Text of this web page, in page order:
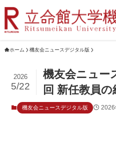
ホーム 機友会ニュースデジタル版
機友会ニュー
回 新任教員
2026
5/22
機友会ニュースデジタル版 2026